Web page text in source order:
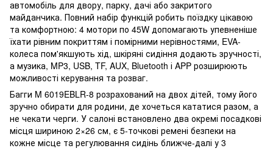
автомобіль для двору, парку, дачі або закритого
майданчика. Повний набір функцій робить поїздку цікавою
та комфортною: 4 мотори по 45W допомагають упевненіше
їхати рівним покриттям і помірними нерівностями, EVA-
колеса пом'якшують хід, шкіряні сидіння додають зручності,
а музика, MP3, USB, TF, AUX, Bluetooth і APP розширюють
можливості керування та розваг.
Багги M 6019EBLR-8 розрахований на двох дітей, тому його
зручно обирати для родини, де хочеться кататися разом, а
не чекати черги. У салоні встановлено два окремі посадкові
місця шириною 2×26 см, є 5-точкові ремені безпеки на
кожне місце та регулювання сидінь ближче-далі у 3